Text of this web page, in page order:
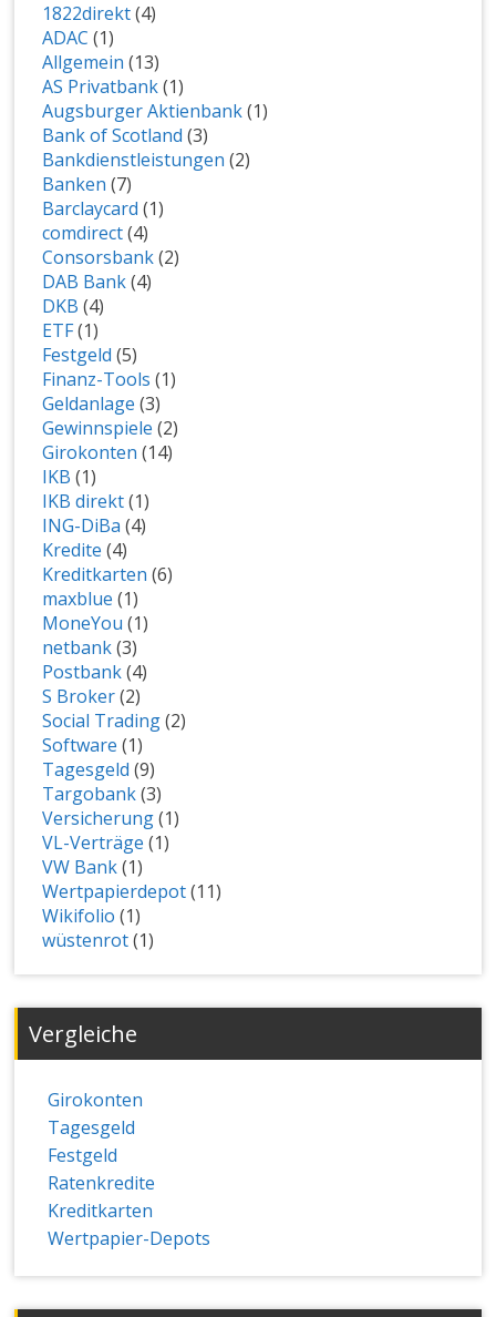
1822direkt(4)
ADAC (1)
Allgemein (13)
AS Privatbank(1)
Augsburger Aktienbank(1)
Bank of Scotland (3)
Bankdienstleistungen (2)
Banken (7)
Barclaycard (1)
comdirect(4)
Consorsbank(2)
DAB Bank(4)
DKB (4)
ETF(1)
Festgeld (5)
Finanz-Tools (1)
Geldanlage (3)
Gewinnspiele (2)
Girokonten (14)
IKB (1)
IKB direkt(1)
ING-DiBa (4)
Kredite (4)
Kreditkarten (6)
maxblue (1)
MoneYou (1)
netbank(3)
Postbank(4)
S Broker(2)
Social Trading(2)
Software (1)
Tagesgeld (9)
Targobank(3)
Versicherung(1)
VL-Verträge (1)
VW Bank(1)
Wertpapierdepot(11)
Wikifolio (1)
wüstenrot(1)
Vergleiche
Girokonten
Tagesgeld
Festgeld
Ratenkredite
Kreditkarten
Wertpapier-Depots